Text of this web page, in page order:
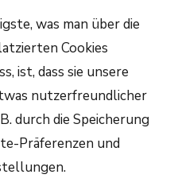
was man über die
Cookies
ist, dass sie unsere
nutzerfreundlicher
durch die Speicherung
Präferenzen und